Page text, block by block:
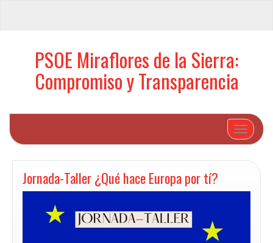
PSOE Miraflores de la Sierra:
Compromiso y Transparencia
Cambiar
Jornada-Taller ¿Qué hace Europa por tí?